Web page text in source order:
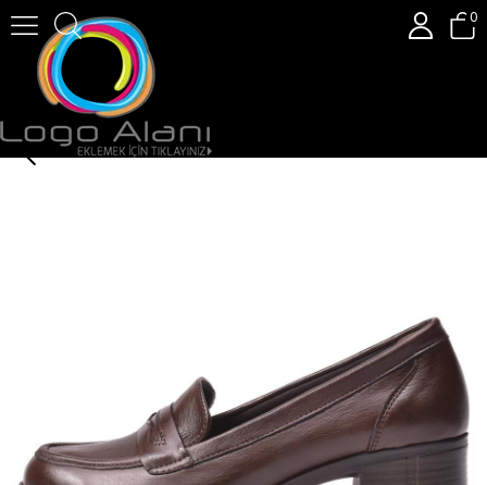
0
Gusse Manon Kadın Hakiki Deri Günlük Ayakkabı 5613